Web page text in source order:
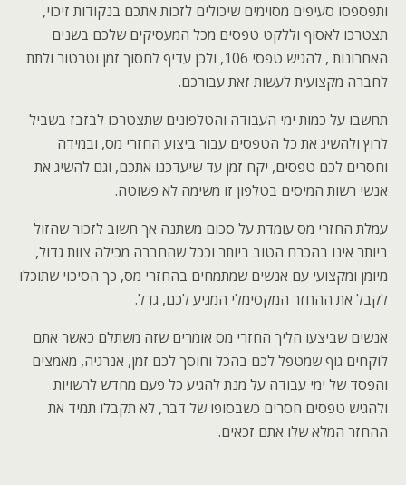
ותפספסו סעיפים מסוימים שיכולים לזכות אתכם בנקודות זיכוי,
תצטרכו לאסוף וללקט טפסים מכל המעסיקים שלכם בשנים
האחרונות , להגיש טפסי 106, ולכן עדיף לחסוך זמן וטרטור ולתת
לחברה מקצועית לעשות זאת עבורכם.
תחשבו על כמות ימי העבודה והטלפונים שתצטרכו לבזבז בשביל
לרוץ ולהשיג את כל הטפסים עבור ביצוע החזרי מס, ובמידה
וחסרים לכם טפסים, יקח זמן עד שיעדכנו אתכם, וגם להשיג את
אנשי רשות המיסים בטלפון זו משימה לא פשוטה.
עמלת החזרי מס עומדת על סכום משתנה אך חשוב לזכור שהזול
ביותר אינו בהכרח הטוב ביותר וככל שהחברה מכילה צוות גדול,
מיומן ומקצועי עם אנשים שמתמחים בהחזרי מס, כך הסיכוי שתוכלו
לקבל את ההחזר המקסימלי המגיע לכם, גדל.
אנשים שביצעו הליך החזרי מס אומרים שזה משתלם כאשר אתם
לוקחים גוף שמטפל לכם בהכל וחוסך לכם זמן, אנרגיה, מאמצים
והפסד של ימי עבודה על מנת להגיע כל פעם מחדש לרשויות
ולהגיש טפסים חסרים כשבסופו של דבר, לא תקבלו תמיד את
ההחזר המלא שלו אתם זכאים.